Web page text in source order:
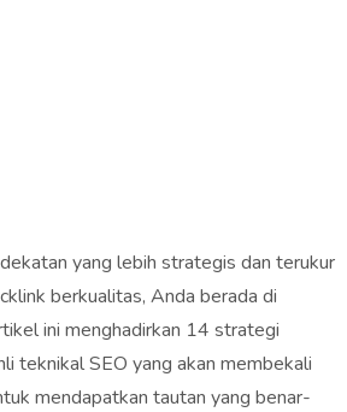
yang lebih strategis dan terukur
berkualitas, Anda berada di
ini menghadirkan 14 strategi
teknikal SEO yang akan membekali
mendapatkan tautan yang benar-